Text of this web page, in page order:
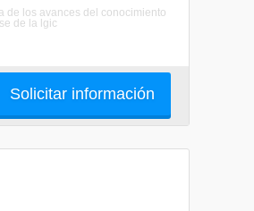
de los avances del conocimiento
de la lgic
Solicitar información